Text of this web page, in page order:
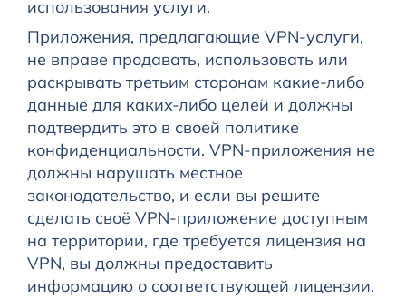
использования услуги.
Приложения, предлагающие VPN-услуги,
не вправе продавать, использовать или
раскрывать третьим сторонам какие-либо
данные для каких-либо целей и должны
подтвердить это в своей политике
конфиденциальности. VPN-приложения не
должны нарушать местное
законодательство, и если вы решите
сделать своё VPN-приложение доступным
на территории, где требуется лицензия на
VPN, вы должны предоставить
информацию о соответствующей лицензии.